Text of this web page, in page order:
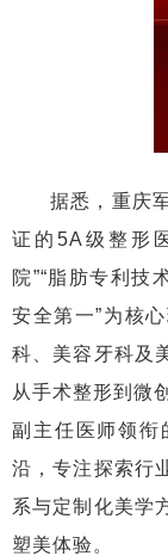
据悉，重庆
证的5A级整形
院”“脂肪专利技
安全第一”为核
科、美容牙科及
从手术整形到微
副主任医师领衔
沿，专注探索行
系与定制化美学
塑美体验。